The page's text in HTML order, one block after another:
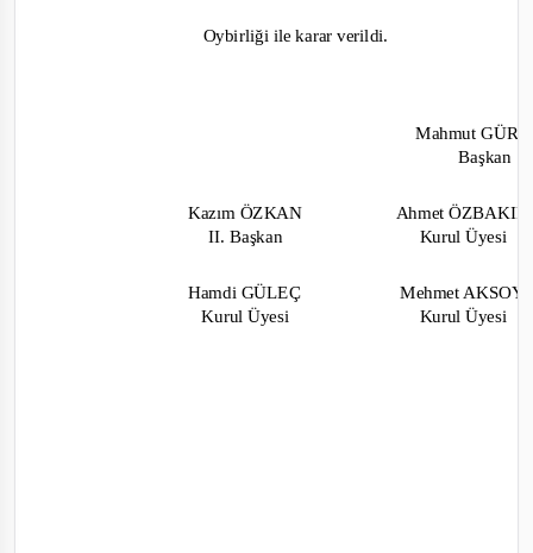
Oybirliği ile karar verildi.
Mahmut
Başkan
Kazım ÖZKAN
II. Başkan
Ahmet
Kurul Üyesi
Hamdi GÜLEÇ
Kurul Üyesi
Mehmet AKSOY
Kurul Üyesi